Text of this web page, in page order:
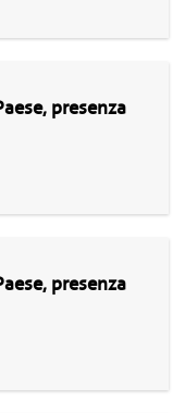
presenza
presenza